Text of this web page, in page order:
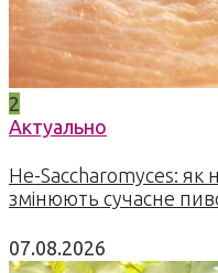
2
Актуально
Не-Saccharomyces: як
змінюють сучасне
07.08.2026